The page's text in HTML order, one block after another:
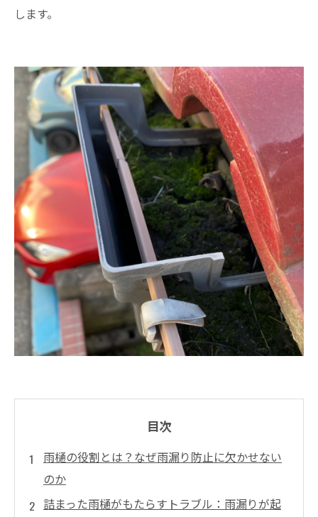
します。
目次
雨樋の役割とは？なぜ雨漏り防止に欠かせない
のか
詰まった雨樋がもたらすトラブル：雨漏りが起